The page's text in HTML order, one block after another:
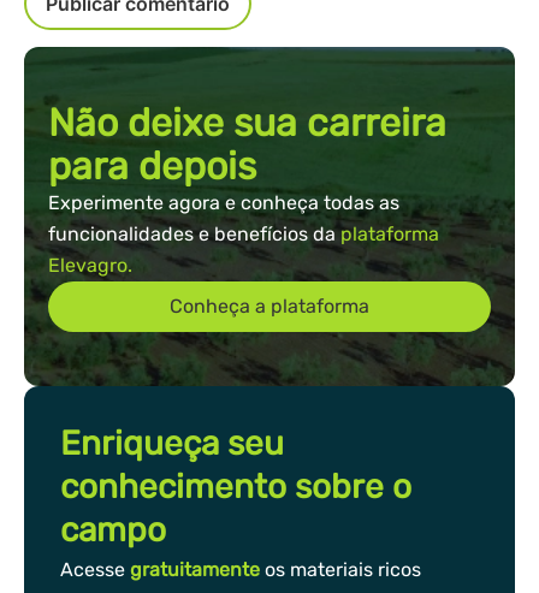
Não deixe sua carreira
para depois
Experimente agora e conheça todas as
funcionalidades e benefícios daplataforma
Elevagro.
Conheça a plataforma
Enriqueça seu
conhecimento sobre o
campo
Acesse gratuitamente os materiais ricos